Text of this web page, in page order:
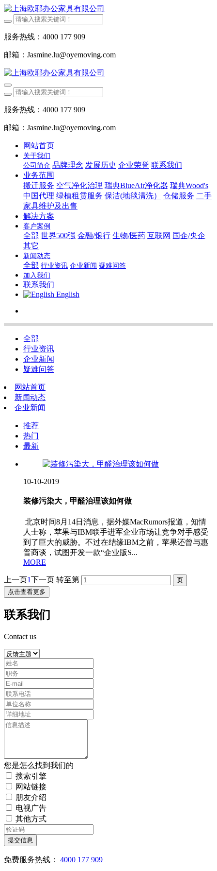
服务热线：4000 177 909
邮箱：Jasmine.lu@oyemoving.com
服务热线：4000 177 909
邮箱：Jasmine.lu@oyemoving.com
网站首页
关于我们
公司简介 品牌理念 发展历史 企业荣誉 联系我们
业务范围
搬迁服务 空气净化治理 瑞典BlueAir净化器 瑞典Wood's
中国代理 绿植租赁服务 保洁(地毯清洗） 仓储服务 二手
家具维护及出售
解决方案
客户案例
全部 世界500强 金融/银行 生物/医药 互联网 国企/央企
其它
新闻动态
全部 行业资讯 企业新闻 疑难问答
加入我们
联系我们
English
全部
行业资讯
企业新闻
疑难问答
网站首页
新闻动态
企业新闻
推荐
热门
最新
10-10-2019
装修污染大，甲醛治理该如何做
北京时间8月14日消息，据外媒MacRumors报道，知情
人士称，苹果与IBM联手进军企业市场让竞争对手感受
到了巨大的威胁。不过在结缘IBM之前，苹果还曾与惠
普商谈，试图开发一款“企业版S...
MORE
上一页1下一页 转至第
点击查看更多
联系我们
Contact us
您是怎么找到我们的
搜索引擎
网站链接
朋友介绍
电视广告
其他方式
提交信息
免费服务热线： 4000 177 909